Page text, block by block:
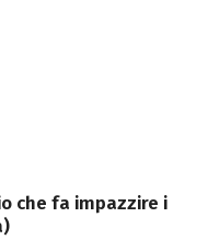
che fa impazzire i